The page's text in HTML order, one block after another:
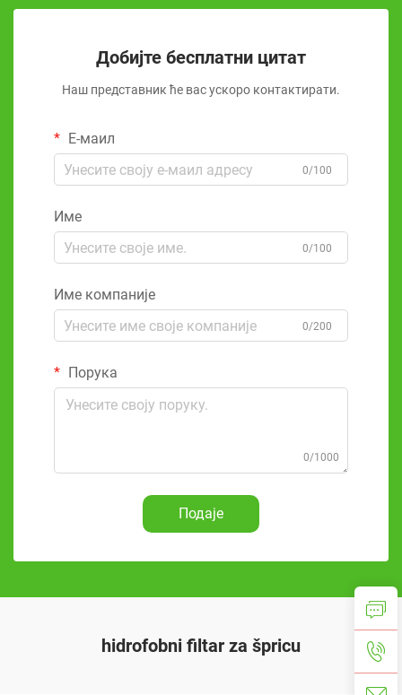
Добијте бесплатни цитат
Наш представник ће вас ускоро контактирати.
Е-маил
0/100
Име
0/100
Име компаније
0/200
Порука
0/1000
Подаје
hidrofobni filtar za špricu